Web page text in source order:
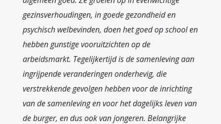
gezinsverhoudingen, in goede gezondheid en
psychisch welbevinden, doen het goed op school en
hebben gunstige vooruitzichten op de
arbeidsmarkt. Tegelijkertijd is de samenleving aan
ingrijpende veranderingen onderhevig, die
verstrekkende gevolgen hebben voor de inrichting
van de samenleving en voor het dagelijks leven van
de burger, en dus ook van jongeren. Belangrijke